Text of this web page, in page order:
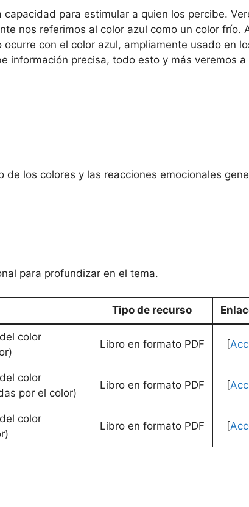
para estimular a quien los percibe.
nos referimos al color azul como un color frío.
con el color azul, ampliamente usado en
información precisa, todo esto y más veremos a
los colores y las reacciones emocionales
para profundizar en el tema.
Tipo de recurso
color
Libro en formato PDF [
color
por el color)
Libro en formato PDF [
color
Libro en formato PDF [